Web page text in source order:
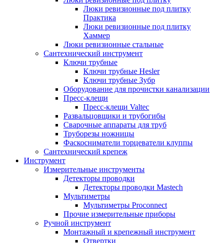
Люки ревизионные под плитку
Практика
Люки ревизионные под плитку
Хаммер
Люки ревизионные стальные
Сантехнический инструмент
Ключи трубные
Ключи трубные Hesler
Ключи трубные Зубр
Оборудование для прочистки канализации
Пресс-клещи
Пресс-клещи Valtec
Развальцовщики и трубогибы
Сварочные аппараты для труб
Труборезы ножницы
Фаскосниматели торцеватели клуппы
Сантехнический крепеж
Инструмент
Измерительные инструменты
Детекторы проводки
Детекторы проводки Mastech
Мультиметры
Мультиметры Proconnect
Прочие измерительные приборы
Ручной инструмент
Монтажный и крепежный инструмент
Отвертки